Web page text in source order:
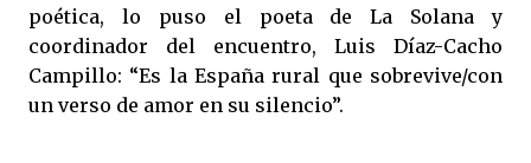
poética, lo puso el poeta de La Solana y
coordinador del encuentro, Luis Díaz-Cacho
Campillo: “Es la España rural que sobrevive/con
un verso de amor en su silencio”.